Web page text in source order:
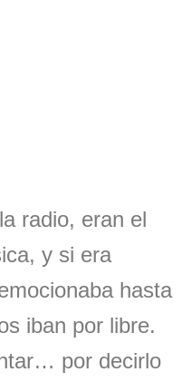
radio, eran el
y si era
hasta
iban por libre.
por decirlo